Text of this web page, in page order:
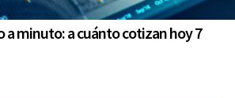
a minuto: a cuánto cotizan hoy 7